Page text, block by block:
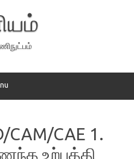
CAM/CAE 1.
உற்பத்தி